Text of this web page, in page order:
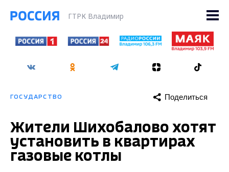
ГТРК Владимир
ГОСУДАРСТВО Поделиться
Жители Шихобалово хотят
установить в квартирах
газовые котлы